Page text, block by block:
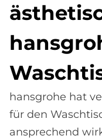
hansgrohe hat
für den
ansprechend